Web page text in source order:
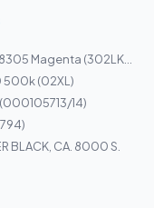
Kyocera Mita Developer DV-8305 Magenta (302LK93040)
500k (02XL)
14)
BLACK, CA. 8000 S.